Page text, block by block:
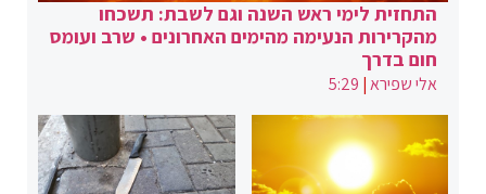
התחזית לימי ראש השנה וגם לשבת: תשכחו
מהקרירות הנעימה מהימים האחרונים • שרב ועומס
חום בדרך
אלי שפירא|
5:29